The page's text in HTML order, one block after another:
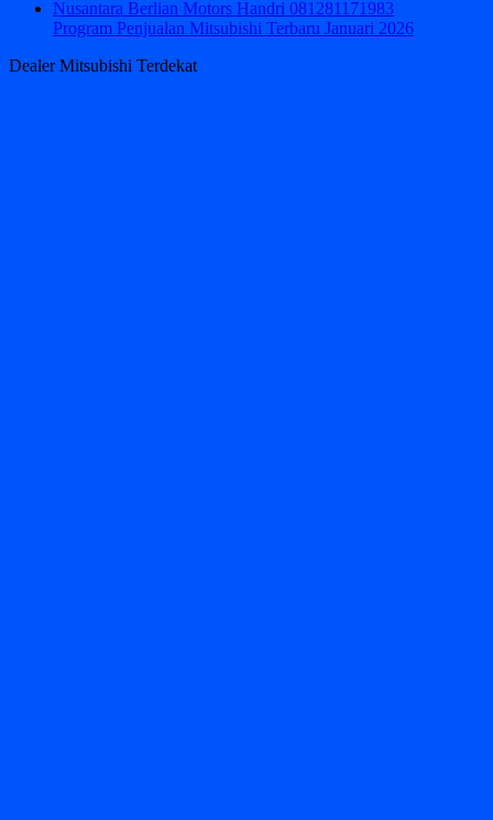
Program Penjualan Mitsubishi Terbaru Januari 2026
Dealer Mitsubishi Terdekat